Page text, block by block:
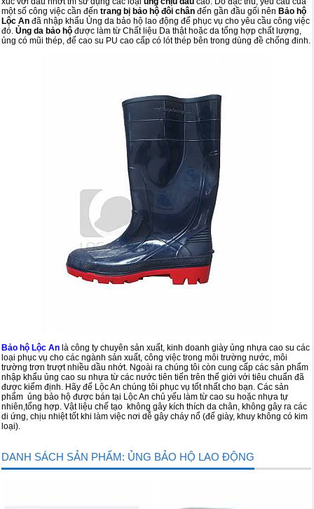
một số công việc cần đến trang bị bảo hộ đôi chân đến gần đầu gối nên Bảo hộ
Lộc An đã nhập khẩu Ủng da bảo hộ lao động để phục vụ cho yêu cầu công việc
đó. Ủng da bảo hộ được làm từ Chất liệu Da thật hoặc da tổng hợp chất lượng,
ủng có mũi thép, đế cao su PU cao cấp có lót thép bên trong dùng đề chống đinh.
Bảo hộ Lộc An là công ty chuyên sản xuất, kinh doanh giày ủng nhựa cao su các
loại phục vụ cho các ngành sản xuất, công việc trong môi trường nước, môi
trường trơn trượt nhiều dầu nhớt. Ngoài ra chúng tôi còn cung cấp các sản phẩm
nhập khẩu ủng cao su nhựa từ các nước tiên tiến trên thế giới với tiêu chuẩn đã
được kiểm định. Hãy để Lộc An chúng tôi phục vụ tốt nhất cho bạn. Các sản
phẩm ủng bảo hộ được bán tại Lộc An chủ yếu làm từ cao su hoặc nhựa tự
nhiên,tổng hợp. Vật liệu chế tạo không gây kích thích da chân, không gây ra các
di ứng, chịu nhiệt tốt khi làm việc nơi dễ gây cháy nổ (đế giày, khuy không có kim
loại).
DANH SÁCH SẢN PHẨM: ỦNG BẢO HỘ LAO ĐỘNG